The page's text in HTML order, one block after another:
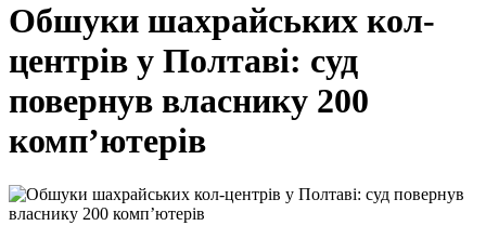
Обшуки шахрайських кол-
центрів у Полтаві: суд
повернув власнику 200
комп’ютерів